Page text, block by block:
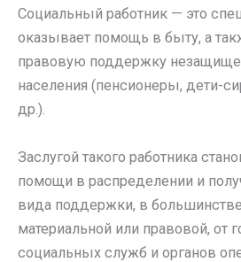
Социальный работник — это
оказывает помощь в быту, а
правовую поддержку
населения (пенсионеры, дети-
др.).
Заслугой такого работника
помощи в распределении и
вида поддержки, в
материальной или правовой, от
социальных служб и органов